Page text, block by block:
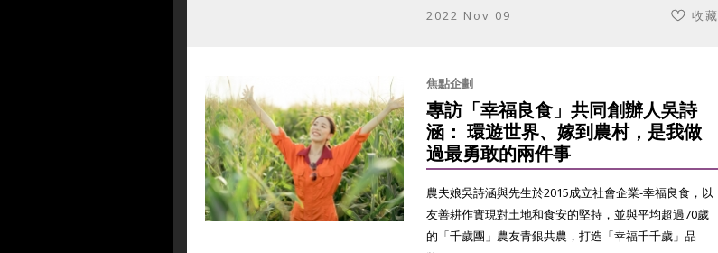
2022 Nov 09 收藏
焦點企劃
專訪「幸福良食」共同創辦人吳詩
涵： 環遊世界、嫁到農村，是我做
過最勇敢的兩件事
農夫娘吳詩涵與先生於2015成立社會企業-幸福良食，以
友善耕作實現對土地和食安的堅持，並與平均超過70歲
的「千歲團」農友青銀共農，打造「幸福千千歲」品